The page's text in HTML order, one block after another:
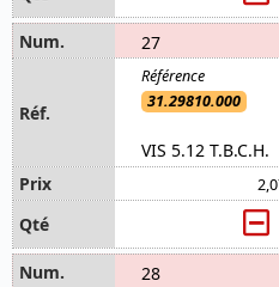
27
31.29810.000
VIS 5.12 T.B.C.H.
28